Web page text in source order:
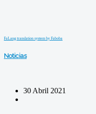
FaLang translation system by Faboba
Noticias
30 Abril 2021